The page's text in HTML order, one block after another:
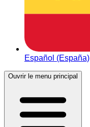
Español (España)
Ouvrir le menu principal